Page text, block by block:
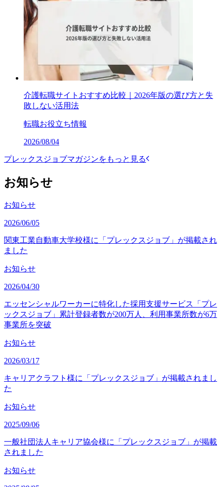
介護転職サイトおすすめ比較｜2026年版の選び方と失
敗しない活用法
転職お役立ち情報
2026/08/04
プレックスジョブマガジンをもっと見る
お知らせ
お知らせ
2026/06/05
関東工業自動車大学校様に「プレックスジョブ」が掲載され
ました
お知らせ
2026/04/30
エッセンシャルワーカーに特化した採用支援サービス「プレ
ックスジョブ」累計登録者数が200万人、利用事業所数が6万
事業所を突破
お知らせ
2026/03/17
キャリアクラフト様に「プレックスジョブ」が掲載されまし
た
お知らせ
2025/09/06
一般社団法人キャリア協会様に「プレックスジョブ」が掲載
されました
お知らせ